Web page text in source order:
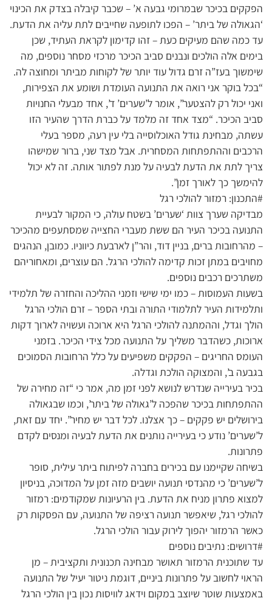
הפקקים בכיכר שבמרומי גבעה א’ – שכבר קיבלה בצדק את הכינוי
‘הגאולה של ביתר’ – הפכו לתופעה שחייבים לתת עליה את הדעת.
עד כמה שהם מעיקים כעת – זהו קדימון לקראת העתיד, שכן
בימים אלה הולכים ונבנים סביב הכיכר מרכזי מסחר נוספים, מה
שימשוך בעז”ה זרם גדול עוד יותר של לקוחות מביתר ומחוצה לה.
“בכל בוקר אני רואה את התנועה העומדת ושומע את הצפירות,
ואני יכול רק להצטער”, אומר ל’שערים’ ד’, אחד מבעלי החנויות
סביב הכיכר. “מצד אחד זה מלמד על כברת הדרך שהעיר הזו
עשתה, מבחינת גודל האוכלוסייה בלי עין רעה, מספר בעלי
הרכבים וההתפתחות המסחרית. אבל מצד שני, ברור שמישהו
צריך לתת את הדעת לבעיה על מנת לפתור אותה. זה לא יכול
להימשך כך לאורך זמן”.
#התכנון: רמזור להולכי רגל
מבדיקה שערך צוות ‘שערים’ בשטח עולה, כי המקור לבעיית
התנועה בכיכר העיר הם ששת מעברי החצייה שמסתעפים מהכיכר
– מהרחובות ברים, בניין דוד, והר”ן לארבעת כיווניו. כמובן, הנהגים
מחויבים במתן זכות קדימה להולכי הרגל. הם עוצרים, ומאחוריהם
משתרכים רכבים נוספים.
בשעות העמוסות – כמו ימי שישי וזמני ההליכה והחזרה של תלמידי
ותלמידות העיר לתלמודי התורה ובתי הספר – זרם הולכי הרגל
הולך וגדל, וההמתנה להולכי הרגל היא ארוכה ועשויה לארוך דקות
ארוכות, כשהדבר משליך על התנועה מכל צידי הכיכר. בזמני
העומס החריגים – הפקקים משפיעים על כלל הרחובות הסמוכים
בגבעה ב’, והמצוקה הולכת וגדלה.
בכיר בעירייה שנדרש לנושא לפני זמן מה, אמר כי “זה מחירה של
ההתפתחות בכיכר שהפכה ל’גאולה של ביתר’, וכמו שבגאולה
בירושלים יש פקקים – כך אצלנו. לכל דבר יש מחיר”. יחד עם זאת,
ל’שערים’ נודע כי בעירייה נותנים את הדעת לבעיה ומנסים לקדם
פתרונות.
בשיחה שקיימנו עם בכירים בחברה לפיתוח ביתר עילית, סופר
ל’שערים’ כי מהנדסי תנועה יושבים מזה זמן על המדוכה, בניסיון
למצוא פתרון מניח את הדעת. בין הרעיונות שמקודמים: רמזור
להולכי רגל, שיאפשר תנועה רציפה של התנועה, עם הפסקות רק
כאשר הרמזור יהפוך לירוק עבור הולכי הרגל.
#דרושים: נתיבים נוספים
עד שתוכנית הרמזור תאושר מבחינה תכנונית ותקציבית – מן
הראוי לחשוב על פתרונות ביניים, דוגמת ניטור יעיל של התנועה
באמצעות שוטר שיוצב במקום וידאג לוויסות נכון בין הולכי הרגל